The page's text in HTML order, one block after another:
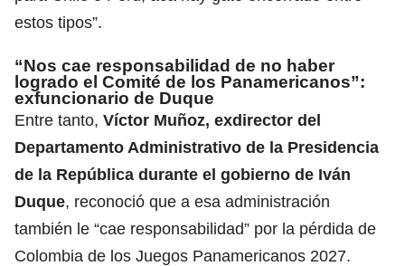
estos tipos”.
“Nos cae responsabilidad de no haber
logrado el Comité de los Panamericanos”:
exfuncionario de Duque
Entre tanto, Víctor Muñoz, exdirector del
Departamento Administrativo de la Presidencia
de la República durante el gobierno de Iván
Duque, reconoció que a esa administración
también le “cae responsabilidad” por la pérdida de
Colombia de los Juegos Panamericanos 2027.